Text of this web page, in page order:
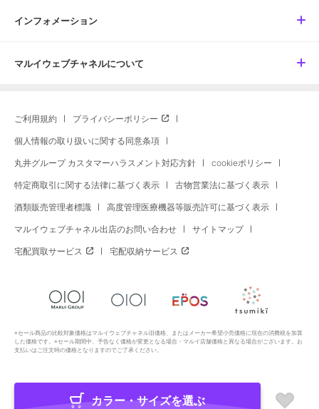
インフォメーション
マルイウェブチャネルについて
ご利用規約 プライバシーポリシー
個人情報の取り扱いに関する同意条項
丸井グループ カスタマーハラスメント対応方針 cookieポリシー
特定商取引に関する法律に基づく表示 古物営業法に基づく表示
酒類販売管理者標識 高度管理医療機器等販売許可に基づく表示
マルイウェブチャネル出店のお問い合わせ サイトマップ
宅配買取サービス 宅配収納サービス
※セール商品の比較対象価格はマルイウェブチャネル旧価格、またはメーカー希望小売価格に現在の消費税を加算
した価格です。※セール期間中、予告なく価格が変更となる場合・マルイ店舗価格と異なる場合がございます。お
支払いはご注文時の価格となりますのでご了承ください。
Copyright All Rights Reserved. MARUI Co., Ltd
カラー・サイズを選ぶ